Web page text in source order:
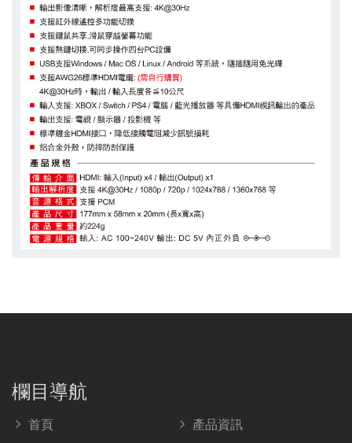
欄目導航
首頁
產品資訊